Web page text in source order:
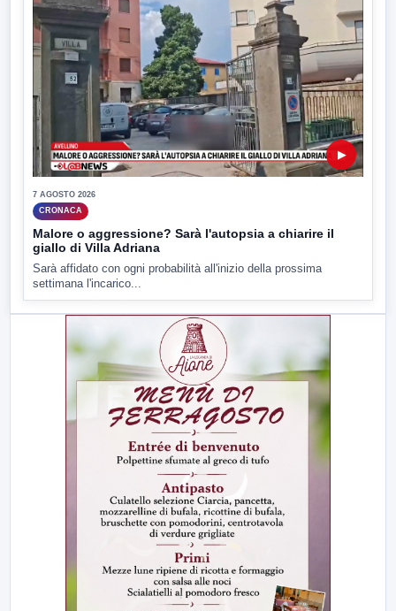
▶
7 AGOSTO 2026
CRONACA
Malore o aggressione? Sarà l'autopsia a chiarire il
giallo di Villa Adriana
Sarà affidato con ogni probabilità all'inizio della prossima
settimana l'incarico...